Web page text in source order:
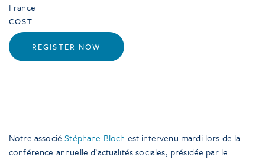
France
COST
REGISTER NOW
Notre associéStéphane Bloch est intervenu mardi lors de la
conférence annuelle d’actualités sociales, présidée par le